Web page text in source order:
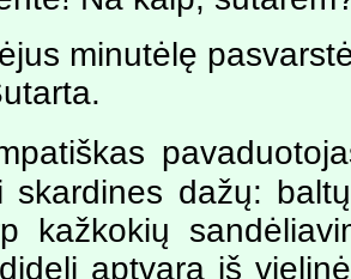
minutėlę
skardines dažų:
kažkokių
aptvarą iš